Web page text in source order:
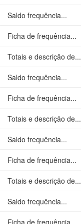
Saldo frequência...
Ficha de frequência...
Totais e descrição de...
Saldo frequência...
Ficha de frequência...
Totais e descrição de...
Saldo frequência...
Ficha de frequência...
Totais e descrição de...
Saldo frequência...
Ficha de frequência...